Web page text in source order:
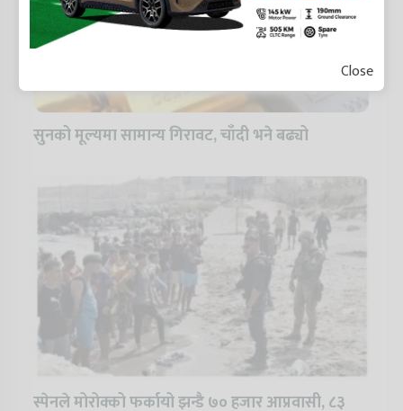
सुनको मूल्यमा सामान्य गिरावट, चाँदी भने बढ्यो
स्पेनले मोरोक्को फर्कायो झन्डै ७० हजार आप्रवासी, ८३
Close